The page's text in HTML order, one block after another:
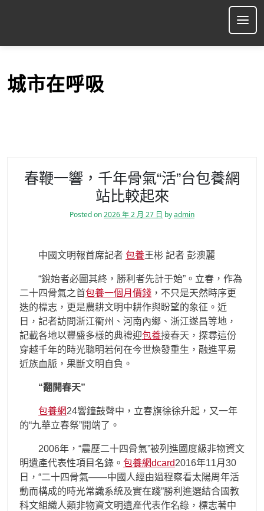
p
城市在呼吸
春鞭一響，千年骨氣“活”台包養網
站比較起來
Posted on2026 年 2 月 27 日 byadmin
中國文明報首席記者 包養王彬 記者 彭澳麗
“銳始者必圖其終，勝利者先計于始”。立春，作為
二十四骨氣之首包養一個月價錢 ，不只是天然時序更
迭的標志，更是農耕文明中耕作與盼望的象征。近
日，記者訪問浙江衢州、河南內鄉、浙江遂昌等地，
記載各地以豐盛多樣的典禮迎包養接春天，探尋這份
穿越千年的時光聰明若何在今世煥發重生，融進平易
近族血脈，果斷文明自負。
“翻開春天”
包養網24響鐘鼓聲中，立春旗徐徐升起，又一年
的“九華立春祭”開端了。
2006年，“農歷二十四骨氣”被列進國度級非物資文
明遺產代表性項目名錄。 包養網dcard2016年11月30
日，“二十四骨氣——中國人經由過程察看太陽周年活
動而構成的時光常識系統及實在踐”勝利進選結合國教
科文組織人類非物資文明遺產代表作名錄，標志著中